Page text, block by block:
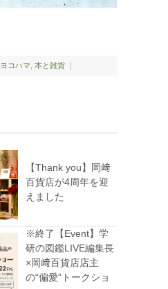
ヨコハマ 本と雑貨 ｜
【Thank you】岡﨑
百貨店が4周年を迎
えました
※終了【Event】学
研の図鑑LIVE編集長
×岡﨑百貨店店主
の“偏愛”トークショ